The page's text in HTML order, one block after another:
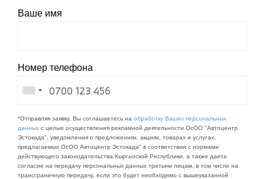
Ваше имя
Номер телефона
*Отправляя заявку, Вы соглашаетесь на обработку Ваших персональных
данных с целью осуществления рекламной деятельности ОсОО "Автоцентр
Эстокада", уведомления о предложениях, акциях, товарах и услугах,
предлагаемых ОсОО Автоцентр Эстокада" в соответствии с нормами
действующего законодательства Кыргызской Республики, а также даете
согласие на передачу персональных данных третьим лицам, в том числе на
трансграничную передачу, если это будет необходимо с вышеуказанной